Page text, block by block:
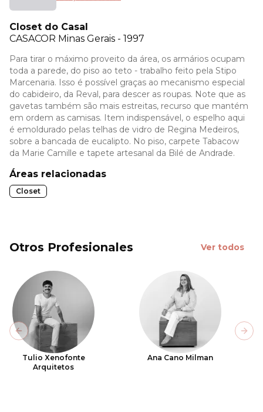
Closet do Casal
CASACOR Minas Gerais - 1997
Para tirar o máximo proveito da área, os armários ocupam
toda a parede, do piso ao teto - trabalho feito pela Stipo
Marcenaria. Isso é possível graças ao mecanismo especial
do cabideiro, da Reval, para descer as roupas. Note que as
gavetas também são mais estreitas, recurso que mantém
em ordem as camisas. Item indispensável, o espelho aqui
é emoldurado pelas telhas de vidro de Regina Medeiros,
sobre a bancada de eucalipto. No piso, carpete Tabacow
da Marie Camille e tapete artesanal da Bilé de Andrade.
Áreas relacionadas
Closet
Otros Profesionales Ver todos
Tulio Xenofonte
Arquitetos
Ana Cano Milman
Previous slide